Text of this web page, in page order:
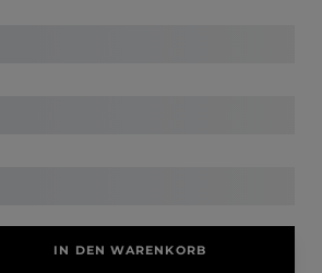
IN DEN WARENKORB